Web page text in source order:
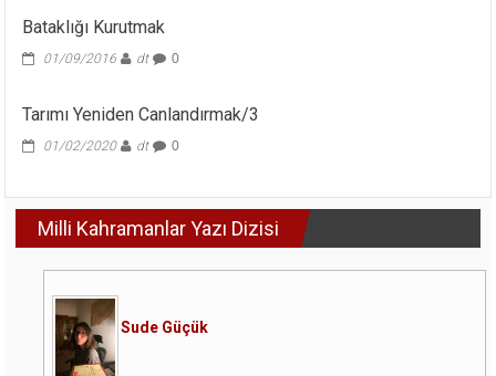
Bataklığı Kurutmak
01/09/2016 dt 0
Tarımı Yeniden Canlandırmak/3
01/02/2020 dt 0
Milli Kahramanlar Yazı Dizisi
Sude Güçük